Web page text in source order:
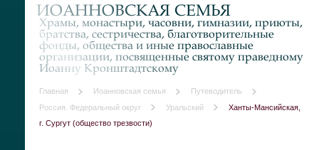
ИОАННОВСКАЯ СЕМЬЯ
Храмы, монастыри, часовни, гимназии, приюты,
братства, сестричества, благотворительные
фонды, общества и иные православные
организации, посвященные святому праведному
Иоанну Кронштадтскому
Главная Иоанновская семья
Путеводитель
Россия. Федеральный округ
Уральский
Ханты-Мансийская,
г. Сургут (общество трезвости)